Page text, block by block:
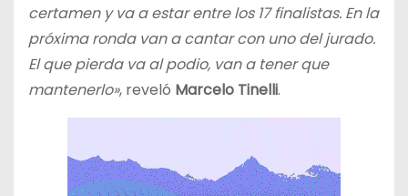
certamen y va a estar entre los 17 finalistas. En la
próxima ronda van a cantar con uno del jurado.
El que pierda va al podio, van a tener que
mantenerlo», reveló Marcelo Tinelli.